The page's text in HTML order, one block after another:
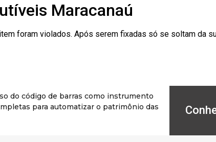
Maracanaú
foram violados. Após serem fixadas só se soltam da
do código de barras como instrumento
para automatizar o patrimônio das